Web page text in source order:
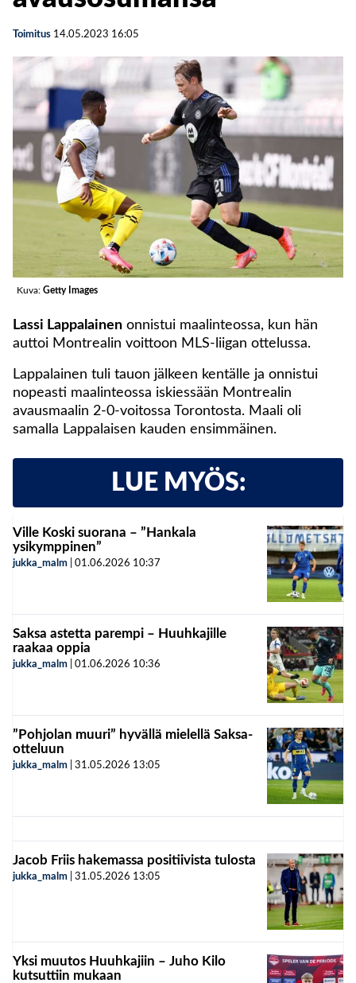
Toimitus 14.05.2023 16:05
Kuva: Getty Images
Lassi Lappalainen onnistui maalinteossa, kun hän
auttoi Montrealin voittoon MLS-liigan ottelussa.
Lappalainen tuli tauon jälkeen kentälle ja onnistui
nopeasti maalinteossa iskiessään Montrealin
avausmaalin 2-0-voitossa Torontosta. Maali oli
samalla Lappalaisen kauden ensimmäinen.
LUE MYÖS:
Ville Koski suorana – ”Hankala
ysikymppinen”
jukka_malm 01.06.2026 10:37
Saksa astetta parempi – Huuhkajille
raakaa oppia
jukka_malm 01.06.2026 10:36
”Pohjolan muuri” hyvällä mielellä Saksa-
otteluun
jukka_malm 31.05.2026 13:05
Jacob Friis hakemassa positiivista tulosta
jukka_malm 31.05.2026 13:05
Yksi muutos Huuhkajiin – Juho Kilo
kutsuttiin mukaan